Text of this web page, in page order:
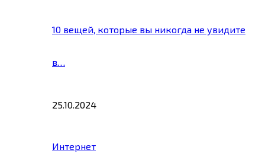
10 вещей, которые вы никогда не увидите
в…
25.10.2024
Интернет